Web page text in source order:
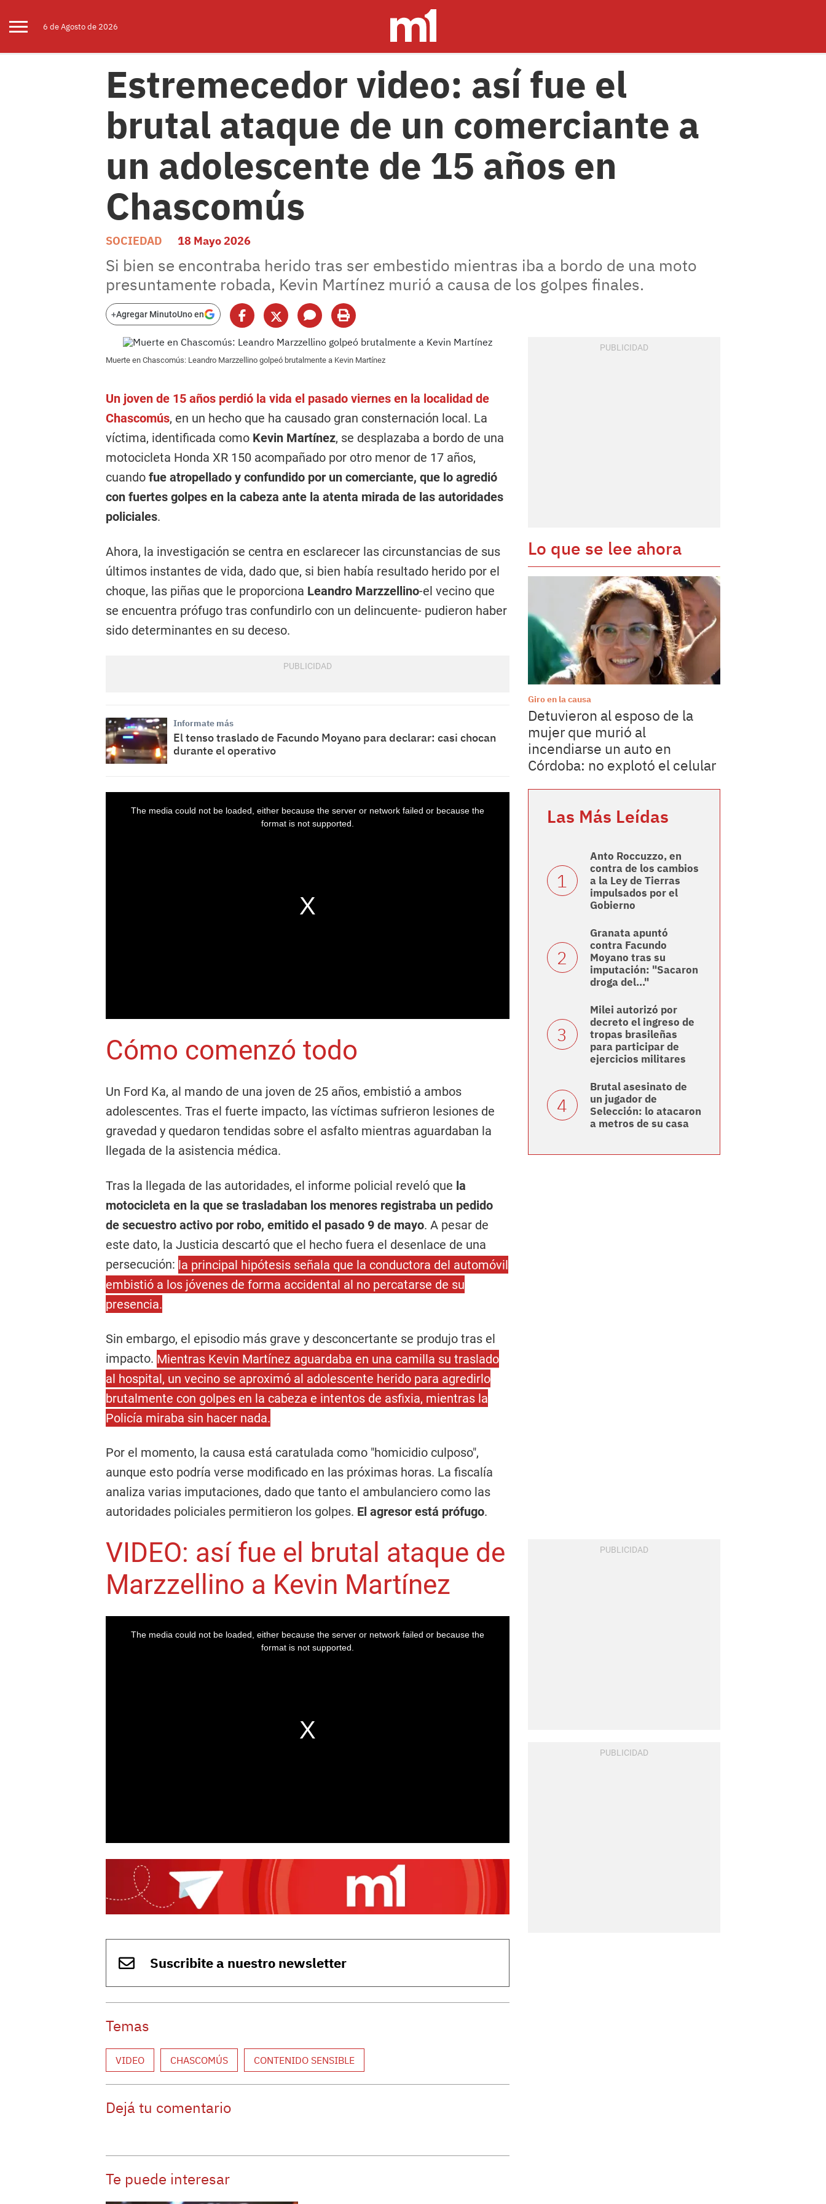
6 deAgostode 2026
Estremecedor video: así fue el
brutal ataque de un comerciante a
un adolescente de 15 años en
Chascomús
SOCIEDAD 18 Mayo 2026
Si bien se encontraba herido tras ser embestido mientras iba a bordo de una moto
presuntamente robada, Kevin Martínez murió a causa de los golpes finales.
+Agregar MinutoUno en
Muerte en Chascomús: Leandro Marzzellino golpeó brutalmente a Kevin Martínez
Un joven de 15 años perdió la vida el pasado viernes en la localidad de
Chascomús, en un hecho que ha causado gran consternación local. La
víctima, identificada como Kevin Martínez, se desplazaba a bordo de una
motocicleta Honda XR 150 acompañado por otro menor de 17 años,
cuando fue atropellado y confundido por un comerciante, que lo agredió
con fuertes golpes en la cabeza ante la atenta mirada de las autoridades
policiales.
Ahora, la investigación se centra en esclarecer las circunstancias de sus
últimos instantes de vida, dado que, si bien había resultado herido por el
choque, las piñas que le proporciona Leandro Marzzellino-el vecino que
se encuentra prófugo tras confundirlo con un delincuente- pudieron haber
sido determinantes en su deceso.
Informate más
El tenso traslado de Facundo Moyano para declarar: casi chocan
durante el operativo
Cómo comenzó todo
Un Ford Ka, al mando de una joven de 25 años, embistió a ambos
adolescentes. Tras el fuerte impacto, las víctimas sufrieron lesiones de
gravedad y quedaron tendidas sobre el asfalto mientras aguardaban la
llegada de la asistencia médica.
Tras la llegada de las autoridades, el informe policial reveló que la
motocicleta en la que se trasladaban los menores registraba un pedido
de secuestro activo por robo, emitido el pasado 9 de mayo. A pesar de
este dato, la Justicia descartó que el hecho fuera el desenlace de una
persecución: la principal hipótesis señala que la conductora del automóvil
embistió a los jóvenes de forma accidental al no percatarse de su
presencia.
Sin embargo, el episodio más grave y desconcertante se produjo tras el
impacto. Mientras Kevin Martínez aguardaba en una camilla su traslado
al hospital, un vecino se aproximó al adolescente herido para agredirlo
brutalmente con golpes en la cabeza e intentos de asfixia, mientras la
Policía miraba sin hacer nada.
Por el momento, la causa está caratulada como "homicidio culposo",
aunque esto podría verse modificado en las próximas horas. La fiscalía
analiza varias imputaciones, dado que tanto el ambulanciero como las
autoridades policiales permitieron los golpes. El agresor está prófugo.
VIDEO: así fue el brutal ataque de
Marzzellino a Kevin Martínez
Suscribite a nuestro newsletter
Temas
VIDEO CHASCOMÚS CONTENIDO SENSIBLE
Dejá tu comentario
Te puede interesar
Lo que se lee ahora
Giro en la causa
Detuvieron al esposo de la
mujer que murió al
incendiarse un auto en
Córdoba: no explotó el celular
Las Más Leídas
Anto Roccuzzo, en
contra de los cambios
a la Ley de Tierras
impulsados por el
Gobierno
Granata apuntó
contra Facundo
Moyano tras su
imputación: "Sacaron
droga del..."
Milei autorizó por
decreto el ingreso de
tropas brasileñas
para participar de
ejercicios militares
Brutal asesinato de
un jugador de
Selección: lo atacaron
a metros de su casa